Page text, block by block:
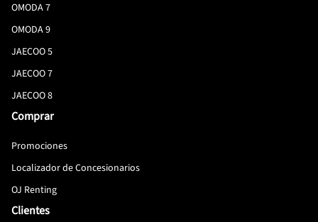
OMODA 7
OMODA 9
JAECOO 5
JAECOO 7
JAECOO 8
Comprar
Promociones
Localizador de Concesionarios
OJ Renting
Clientes